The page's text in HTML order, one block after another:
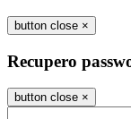
button close ×
Recupero
button close ×